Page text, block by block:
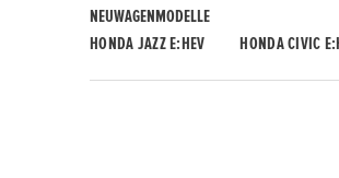
NEUWAGENMODELLE
HONDA JAZZ E:HEV
HONDA CIVIC